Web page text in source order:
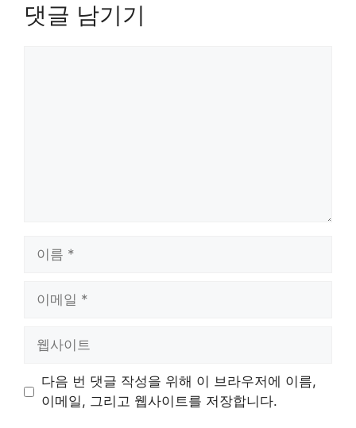
댓글 남기기
트
다음 번 댓글 작성을 위해 이 브라우저에 이름,
이메일, 그리고 웹사이트를 저장합니다.